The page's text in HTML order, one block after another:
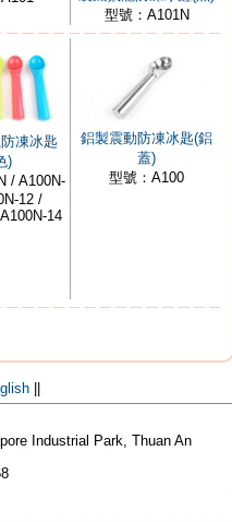
型號：A101N
凍冰匙
)
/ A100N-
12 /
14
鋁製震動防凍冰匙(鋁
蓋)
型號：A100
Industrial Park, Thuan An